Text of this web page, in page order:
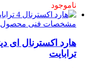
ناموجود
مشخصات فنی محصول
ترابایت